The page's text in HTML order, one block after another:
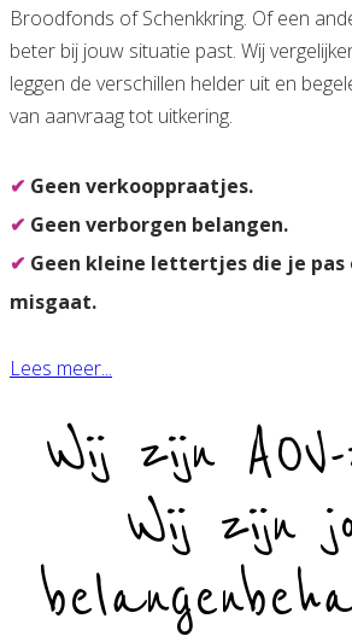
Broodfonds of Schenkkring. Of een
beter bij jouw situatie past. Wij
leggen de verschillen helder uit en
van aanvraag tot uitkering.
✔ Geen verkooppraatjes.
✔ Geen verborgen belangen.
✔ Geen kleine lettertjes die je
misgaat.
Lees meer...
Wij zijn
Wij zijn